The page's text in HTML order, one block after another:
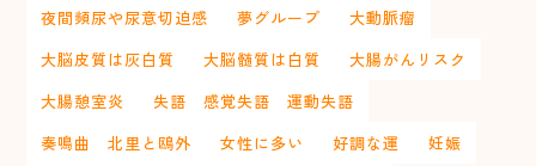
夜間頻尿や尿意切迫感
夢グループ
大動脈瘤
大脳皮質は灰白質
大脳髄質は白質
大腸がんリスク
大腸憩室炎
失語 感覚失語 運動失語
奏鳴曲 北里と鴎外
女性に多い 好調な運
妊娠